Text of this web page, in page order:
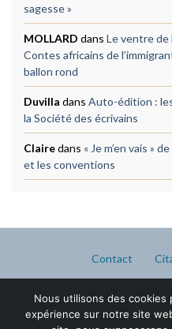
sagesse »
MOLLARD dans Le ventre de
Contes africains de
ballon rond
Duvilla dans Auto-édition :
la Société des écrivains
Clairedans « Je m’en vais »
et les conventions
Contact
Nous utilisons des cookies
expérience sur notre site